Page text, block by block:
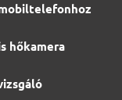
hőkamera